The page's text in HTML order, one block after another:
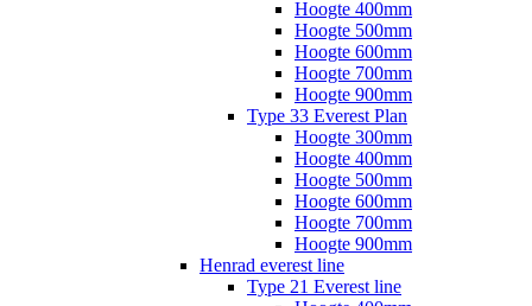
Hoogte 400mm
Hoogte 500mm
Hoogte 600mm
Hoogte 700mm
Hoogte 900mm
Type 33 Everest Plan
Hoogte 300mm
Hoogte 400mm
Hoogte 500mm
Hoogte 600mm
Hoogte 700mm
Hoogte 900mm
Henrad everest line
Type 21 Everest line